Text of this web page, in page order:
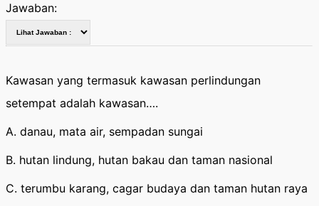
Jawaban:
Kawasan yang termasuk kawasan perlindungan
setempat adalah kawasan….
A. danau, mata air, sempadan sungai
B. hutan lindung, hutan bakau dan taman nasional
C. terumbu karang, cagar budaya dan taman hutan raya